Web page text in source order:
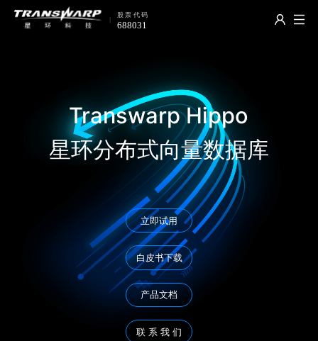
Transwarp Hippo
星环分布式向量数据库
立即试用
白皮书下载
产品文档
联 系 我 们